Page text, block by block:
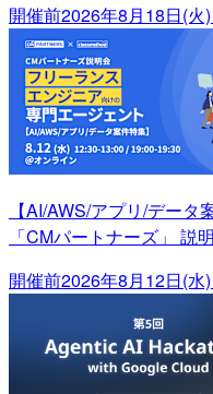
開催前2026年8月18日(火
【AI/AWS/アプリ/デー
「CMパートナーズ」 説
開催前2026年8月12日(水